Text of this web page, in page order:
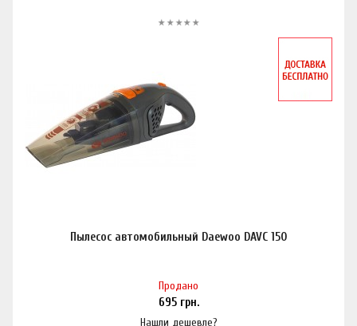
Пылесос автомобильный Daewoo DAVC 150
Продано
695грн.
Нашли дешевле?